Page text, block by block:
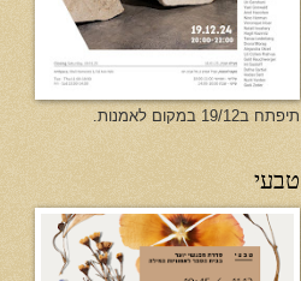
תיפתח ב19/12 במקום לאמנות.
טבעי